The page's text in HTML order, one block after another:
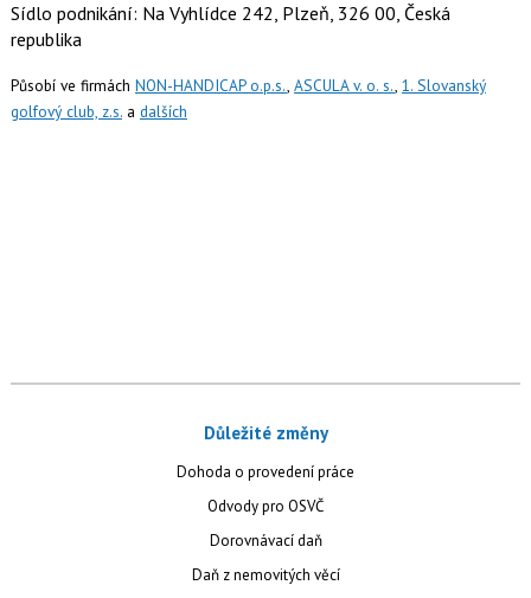
Sídlo podnikání: Na Vyhlídce 242, Plzeň, 326 00, Česká
republika
Působí ve firmách NON-HANDICAP o.p.s., ASCULA v. o. s., 1. Slovanský
golfový club, z.s.a dalších
Důležité změny
Dohoda o provedení práce
Odvody pro OSVČ
Dorovnávací daň
Daň z nemovitých věcí